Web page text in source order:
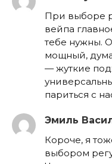
При выборе
вейпа
тебе нужны.
мощный,
— жуткие
париться с
Эмиль
Короче, я
выбором